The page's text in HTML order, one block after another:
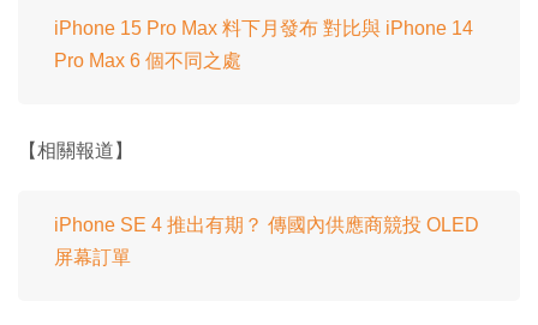
iPhone 15 Pro Max 料下月發布 對比與 iPhone 14
Pro Max 6 個不同之處
【相關報道】
iPhone SE 4 推出有期？ 傳國內供應商競投 OLED
屏幕訂單